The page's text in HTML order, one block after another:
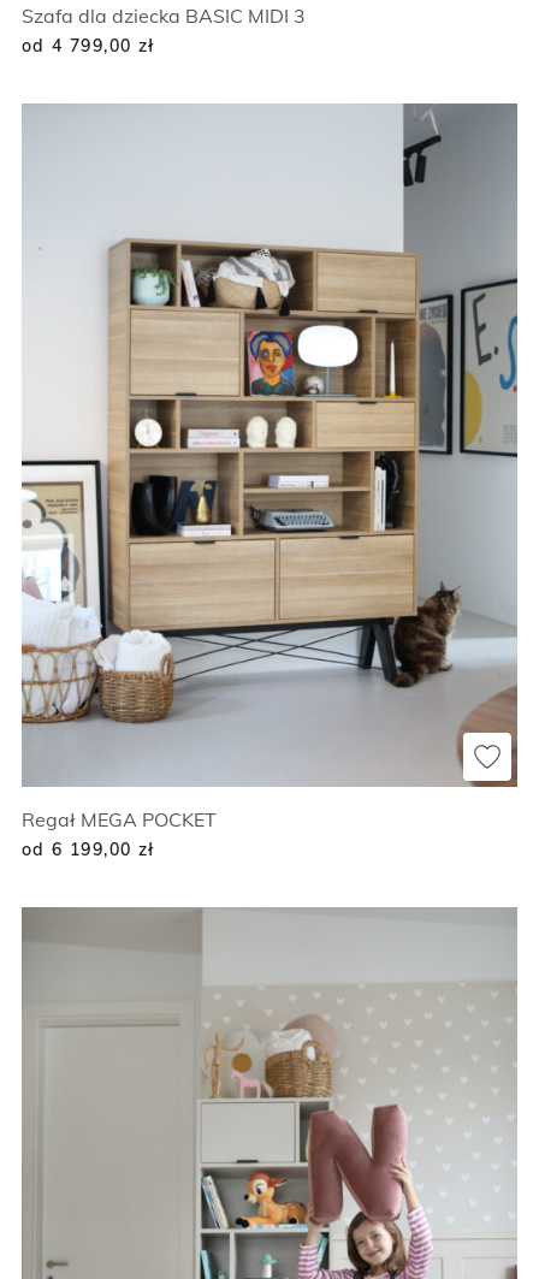
Szafa dla dziecka BASIC MIDI 3
od 4 799,00 zł
Regał MEGA POCKET
od 6 199,00 zł